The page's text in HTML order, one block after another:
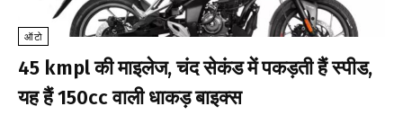
ऑटो
45 kmpl की माइलेज, चंद सेकंड में पकड़ती हैं स्पीड,
यह हैं 150cc वाली धाकड़ बाइक्स